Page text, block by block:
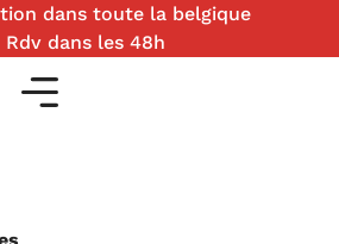
dans toute la belgique
Rdv dans les 48h